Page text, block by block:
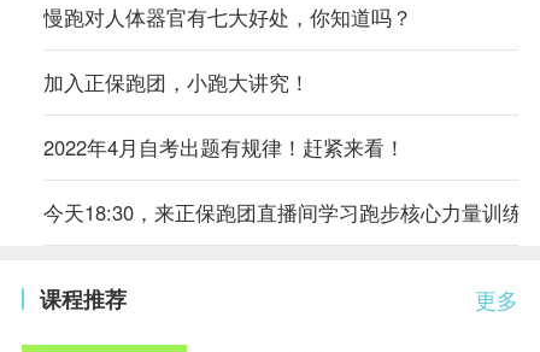
慢跑对人体器官有七大好处，你知道吗？
加入正保跑团，小跑大讲究！
2022年4月自考出题有规律！赶紧来看！
今天18:30，来正保跑团直播间学习跑步核心力量训练
更多
课程推荐